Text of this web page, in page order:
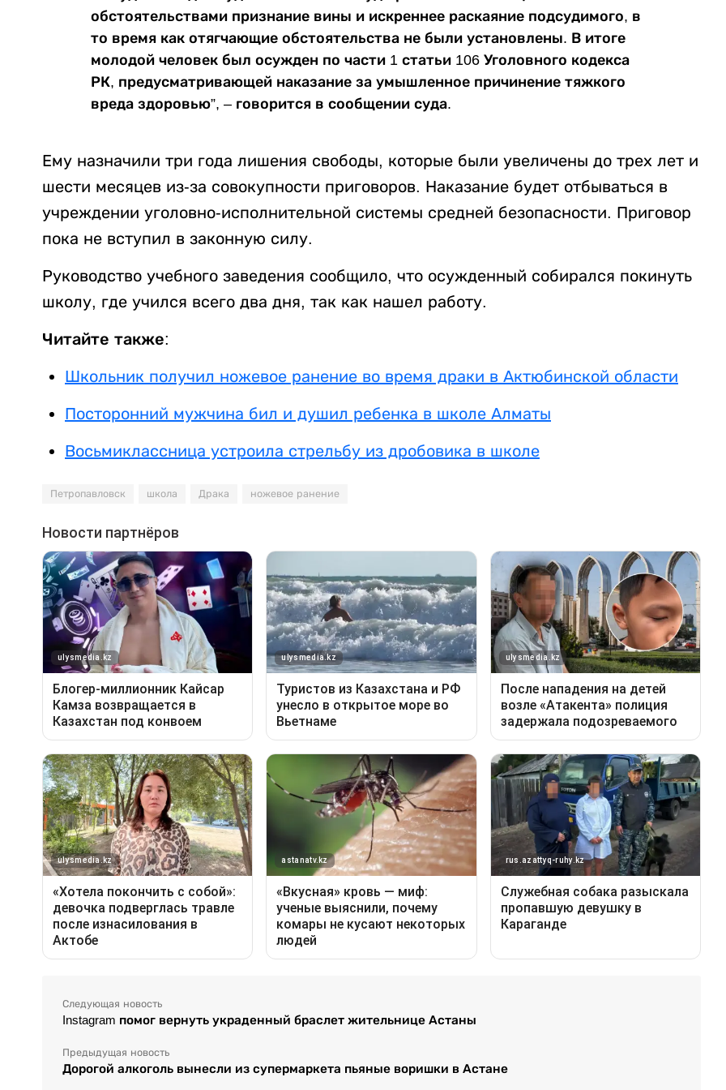
обстоятельствами признание вины и искреннее раскаяние подсудимого, в
то время как отягчающие обстоятельства не были установлены. В итоге
молодой человек был осужден по части 1 статьи 106 Уголовного кодекса
РК, предусматривающей наказание за умышленное причинение тяжкого
вреда здоровью”, – говорится в сообщении суда.
Ему назначили три года лишения свободы, которые были увеличены до трех лет и
шести месяцев из-за совокупности приговоров. Наказание будет отбываться в
учреждении уголовно-исполнительной системы средней безопасности. Приговор
пока не вступил в законную силу.
Руководство учебного заведения сообщило, что осужденный собирался покинуть
школу, где учился всего два дня, так как нашел работу.
Читайте также:
Школьник получил ножевое ранение во время драки в Актюбинской области
Посторонний мужчина бил и душил ребенка в школе Алматы
Восьмиклассница устроила стрельбу из дробовика в школе
Петропавловск школа Драка ножевое ранение
Следующая новость
Instagram помог вернуть украденный браслет жительнице Астаны
Предыдущая новость
Дорогой алкоголь вынесли из супермаркета пьяные воришки в Астане